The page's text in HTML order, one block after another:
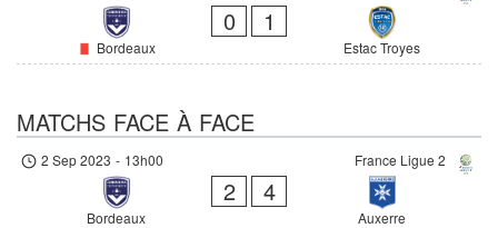
Bordeaux
0 1
Estac Troyes
MATCHS FACE À FACE
France Ligue 2
2 Sep 2023 - 13h00
Bordeaux
2 4
Auxerre